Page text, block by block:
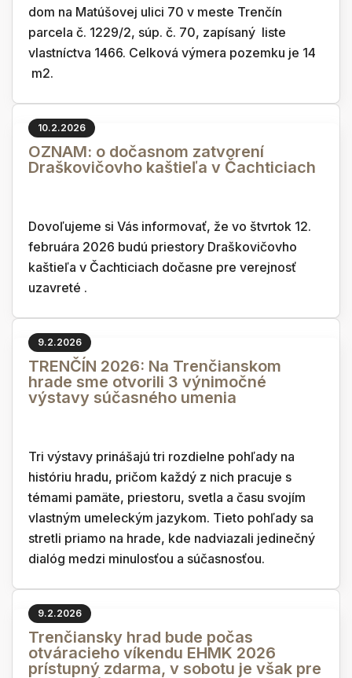
dom na Matúšovej ulici 70 v meste Trenčín
parcela č. 1229/2, súp. č. 70, zapísaný liste
vlastníctva 1466. Celková výmera pozemku je 14
m2.
10.2.2026
OZNAM: o dočasnom zatvorení
Draškovičovho kaštieľa v Čachticiach
Dovoľujeme si Vás informovať, že vo štvrtok 12.
februára 2026 budú priestory Draškovičovho
kaštieľa v Čachticiach dočasne pre verejnosť
uzavreté .
9.2.2026
TRENČÍN 2026: Na Trenčianskom
hrade sme otvorili 3 výnimočné
výstavy súčasného umenia
Tri výstavy prinášajú tri rozdielne pohľady na
históriu hradu, pričom každý z nich pracuje s
témami pamäte, priestoru, svetla a času svojím
vlastným umeleckým jazykom. Tieto pohľady sa
stretli priamo na hrade, kde nadviazali jedinečný
dialóg medzi minulosťou a súčasnosťou.
9.2.2026
Trenčiansky hrad bude počas
otváracieho víkendu EHMK 2026
prístupný zdarma, v sobotu je však pre